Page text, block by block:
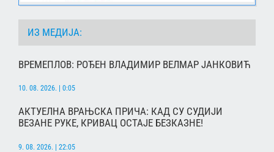
ИЗ МЕДИЈА:
ВРЕМЕПЛОВ: РОЂЕН ВЛАДИМИР ВЕЛМАР ЈАНКОВИЋ
10. 08. 2026. | 0:05
АКТУЕЛНА ВРАЊСКА ПРИЧА: КАД СУ СУДИЈИ
ВЕЗАНЕ РУКЕ, КРИВАЦ ОСТАЈЕ БЕЗКАЗНЕ!
9. 08. 2026. | 22:05